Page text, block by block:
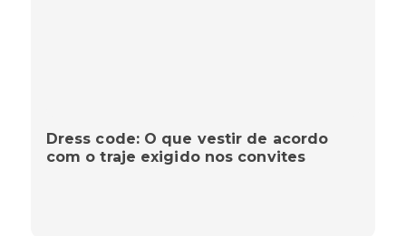
Dress code: O que vestir de acordo
com o traje exigido nos convites